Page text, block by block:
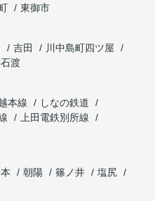
東御市
吉田
川中島町四ツ屋
渡
本線
しなの鉄道
上田電鉄別所線
朝陽 篠ノ井
塩尻